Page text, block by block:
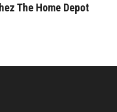
The Home Depot